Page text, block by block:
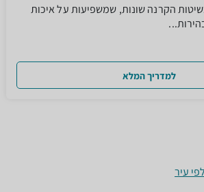
הקרנה שונות, שמשפיעות על איכות
למדריך המלא
עיר